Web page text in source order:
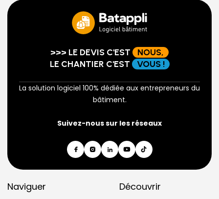
>>> LE DEVIS C'EST
NOUS,
LE CHANTIER C'EST
VOUS !
La solution logiciel 100% dédiée aux entrepreneurs du
bâtiment.
Suivez-nous sur les réseaux
Naviguer Découvrir